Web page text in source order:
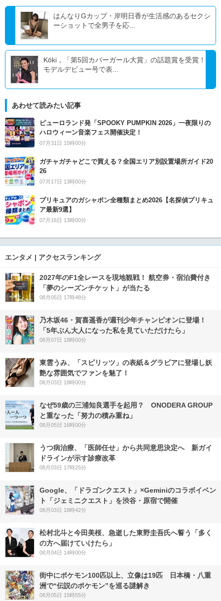
はんなりGカップ・岸明日香が生活感のあるセクシ
ーショットで全男子を応...
Kōki，「第5回カバーガール大賞」の話題賞を受賞！
モデルデビュー号で表...
あわせて読みたい記事
ピューロランド発「SPOOKY PUMPKIN 2026」一夜限りの
ハロウィーン音楽フェス開催決定！
07月31日 15時00分
ガチャガチャどこで買える？全国エリア別設置場所ガイド20
26
07月17日 13時00分
プリキュアのガシャポン全種類まとめ2026【名探偵プリキュ
ア最新9選】
07月16日 13時00分
エンタメ | アクセスランキング
2027年のF1全レースを現地観戦！ 航空券・宿泊費付き
「夢のシーズンチケット」が当たる
08月05日 17時48分
乃木坂46・賀喜遥香が週刊少年チャンピオンに登場！
「5年ぶん大人になった私を見ていただけたら」
08月07日 18時00分
東雲うみ、「スピリッツ」の表紙＆グラビアに登場し妖
艶な雰囲気でファンを魅了！
08月03日 18時00分
なぜ59歳の三浦知良選手を起用？ ONODERA GROUP
と重なった「努力の積み重ね」
08月05日 16時00分
うつ病治療、「医師任せ」から共同意思決定へ 新ガイ
ドラインが示す診療改革
08月03日 17時25分
Google、「ドラゴンクエスト」×Geminiのコラボイベン
ト「ジェミニクエスト」を渋谷・原宿で開催
08月03日 18時42分
松村北斗と今田美桜、急逝した東野圭吾氏へ誓う「多く
の方へ届けていけたら」
08月04日 14時00分
街中にポケモン100匹以上、立像は19匹 日本橋・八重
洲で“伝説のポケモン”を巡る謎解き
08月05日 15時55分